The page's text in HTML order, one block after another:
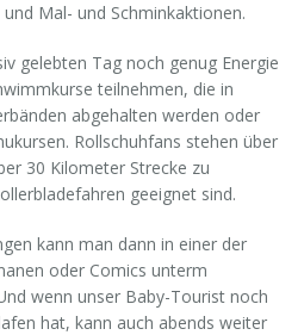
Mal- und Schminkaktionen.
gelebten Tag noch genug Energie
teilnehmen, die in
abgehalten werden oder
Rollschuhfans stehen über
30 Kilometer Strecke zu
geeignet sind.
kann man dann in einer der
oder Comics unterm
wenn unser Baby-Tourist noch
hat, kann auch abends weiter